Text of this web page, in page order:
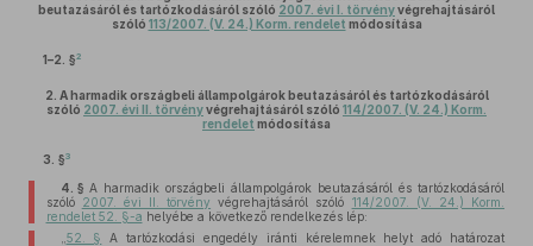
beutazásáról és tartózkodásáról szóló 2007. évi I. törvényvégrehajtásáról
szóló 113/2007. (V. 24.) Korm. rendelet módosítása
1–2. §2
2. A harmadik országbeli állampolgárok beutazásáról és tartózkodásáról
szóló 2007. évi II. törvényvégrehajtásáról szóló 114/2007. (V. 24.) Korm.
rendelet módosítása
3. §3
4. § A harmadik országbeli állampolgárok beutazásáról és tartózkodásáról
szóló 2007. évi II. törvény végrehajtásáról szóló 114/2007. (V. 24.) Korm.
rendelet 52. §-a helyébe a következő rendelkezés lép:
52. §
A tartózkodási engedély iránti kérelemnek helyt adó határozat